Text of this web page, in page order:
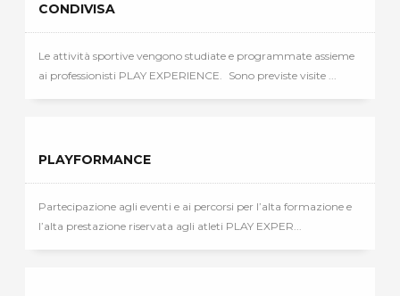
CONDIVISA
Le attività sportive vengono studiate e programmate assieme
ai professionisti PLAY EXPERIENCE. Sono previste visite ...
PLAYFORMANCE
Partecipazione agli eventi e ai percorsi per l’alta formazione e
l’alta prestazione riservata agli atleti PLAY EXPER...